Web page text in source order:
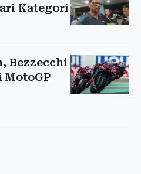
Kategori
Bezzecchi